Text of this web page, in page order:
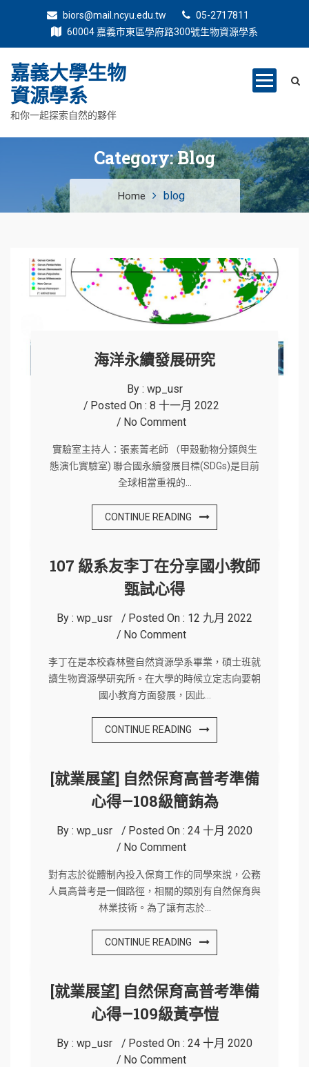
biors@mail.ncyu.edu.tw
05-2717811
60004 嘉義市東區學府路300號生物資源學系
嘉義大學生物
資源學系
和你一起探索自然的夥伴
Category:Blog
Home blog
海洋永續發展研究
By : wp_usr
Posted On : 8 十一月 2022
No Comment
實驗室主持人：張素菁老師 （甲殼動物分類與生
態演化實驗室) 聯合國永續發展目標(SDGs)是目前
全球相當重視的…
CONTINUE READING
107 級系友李丁在分享國小教師
甄試心得
By : wp_usr Posted On : 12 九月 2022
No Comment
李丁在是本校森林暨自然資源學系畢業，碩士班就
讀生物資源學研究所。在大學的時候立定志向要朝
國小教育方面發展，因此…
CONTINUE READING
[就業展望] 自然保育高普考準備
心得—108級簡銪為
By : wp_usr Posted On : 24 十月 2020
No Comment
對有志於從體制內投入保育工作的同學來說，公務
人員高普考是一個路徑，相關的類別有自然保育與
林業技術。為了讓有志於…
CONTINUE READING
[就業展望] 自然保育高普考準備
心得—109級黃亭愷
By : wp_usr Posted On : 24 十月 2020
No Comment